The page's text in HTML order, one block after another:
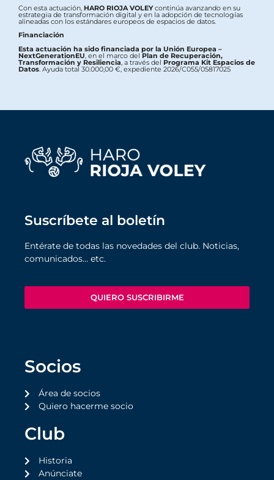
Con esta actuación, HARO RIOJA VOLEYcontinúa avanzando en su
estrategia de transformación digital y en la adopción de tecnologías
alineadas con los estándares europeos de espacios de datos.
Financiación
Esta actuación ha sido financiada por la Unión Europea –
NextGenerationEU , en el marco delPlan de Recuperación,
Transformación y Resiliencia , a través del Programa Kit Espacios de
Datos . Ayuda total 30.000,00 €, expediente 2026/C055/05817025
Suscríbete al boletín
Entérate de todas las novedades del club. Noticias,
comunicados… etc.
QUIERO SUSCRIBIRME
Socios
Área de socios
Quiero hacerme socio
Club
Historia
Anúnciate